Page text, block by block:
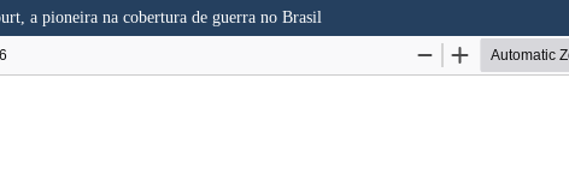
a pioneira na cobertura de guerra no Brasil